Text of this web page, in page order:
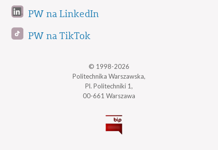
PW na LinkedIn
PW na TikTok
© 1998-2026
Politechnika Warszawska,
Pl. Politechniki 1,
00-661 Warszawa